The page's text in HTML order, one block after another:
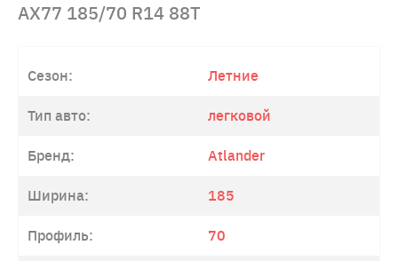
AX77 185/70 R14 88Т
Сезон: Летние
Тип авто: легковой
Бренд: Atlander
Ширина: 185
Профиль: 70